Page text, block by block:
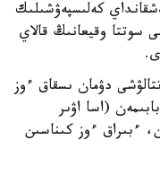
كەلىسپەۋشىلىك
سوتتا وقيعانىڭ قالاي
دۋمان ىسقاق ءوز
قىلمىستىق كودەكستىڭ 434-بابىمەن (اسا اۋىر
ءبىراق ءوز كىناسىن